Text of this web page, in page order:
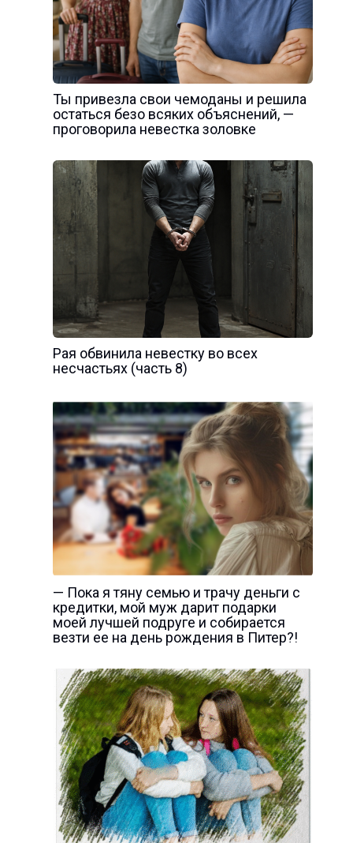
Ты привезла свои чемоданы и решила
остаться безо всяких объяснений, —
проговорила невестка золовке
Рая обвинила невестку во всех
несчастьях (часть 8)
— Пока я тяну семью и трачу деньги с
кредитки, мой муж дарит подарки
моей лучшей подруге и собирается
везти ее на день рождения в Питер?!